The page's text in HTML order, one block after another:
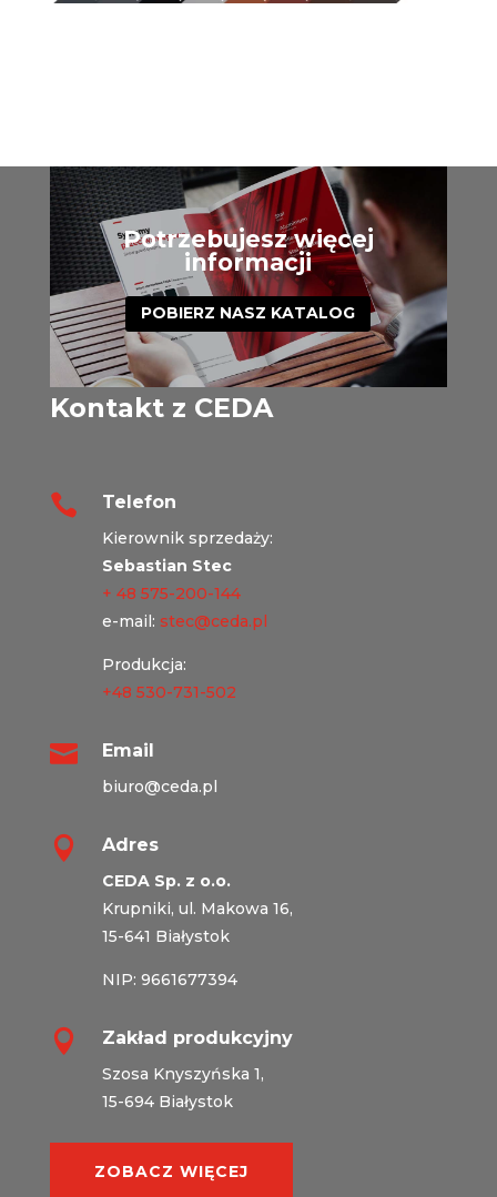
Potrzebujesz więcej
informacji
POBIERZ NASZ KATALOG
Kontakt z CEDA
 Telefon
Kierownik sprzedaży:
Sebastian Stec
+ 48 575-200-144
e-mail: stec@ceda.pl
Produkcja:
+48 530-731-502
 Email
biuro@ceda.pl
 Adres
CEDA Sp. z o.o.
Krupniki, ul. Makowa 16,
15-641 Białystok
NIP: 9661677394
 Zakład produkcyjny
Szosa Knyszyńska 1,
15-694 Białystok
ZOBACZ WIĘCEJ